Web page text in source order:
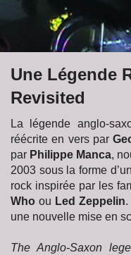
Une Légende
Revisited
La légende anglo-
réécrite en vers par
par Philippe Manca,
2003 sous la forme
rock inspirée par les
Who ou Led Zeppelin.
une nouvelle mise en
The Anglo-Saxon